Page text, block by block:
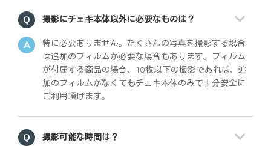
撮影にチェキ本体以外に必要なものは？
特に必要ありません。たくさんの写真を撮影する場合
は追加のフィルムが必要な場合もあります。フィルム
が付属する商品の場合、10枚以下の撮影であれば、追
加のフィルムがなくてもチェキ本体のみで十分安全に
ご利用頂けます。
撮影可能な時間は？